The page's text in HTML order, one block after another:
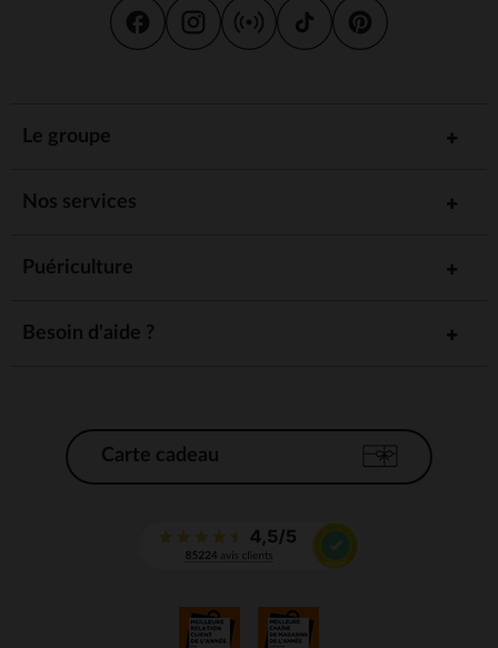
Le groupe
Nos services
Puériculture
Besoin d'aide ?
Carte cadeau